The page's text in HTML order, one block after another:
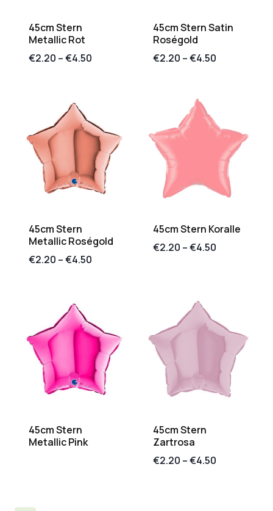
45cm Stern
Metallic Rot
€2.20 –€4.50
45cm Stern Satin
Roségold
€2.20 –€4.50
45cm Stern
Metallic Roségold
€2.20 –€4.50
45cm Stern Koralle
€2.20 –€4.50
45cm Stern
Metallic Pink
45cm Stern
Zartrosa
€2.20 –€4.50